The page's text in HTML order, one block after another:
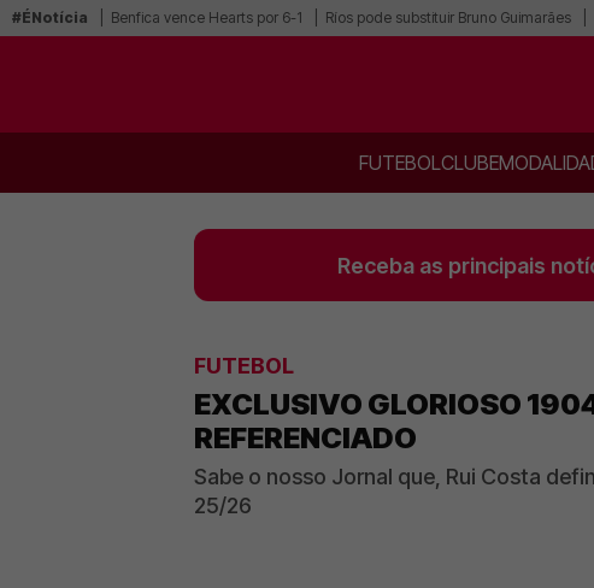
#ÉNotícia Benfica vence Hearts por 6-1 Ríos pode substituir Bruno Guimarães
FUTEBOLCLUBE
Receba as principais
FUTEBOL
EXCLUSIVO GLORIOSO
REFERENCIADO
Sabe o nosso Jornal que, Rui Costa
25/26